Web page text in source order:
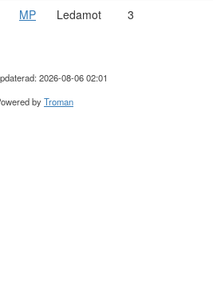
MP Ledamot 3
2026-08-06 02:01
byTroman